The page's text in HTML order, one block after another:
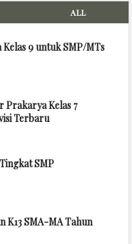
ALL
9 untuk SMP/MTs
Prakarya Kelas 7
Terbaru
SMP
K13 SMA-MA Tahun